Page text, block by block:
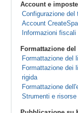
Account e imposte
Configurazione del
Account
Informazioni fiscali
Formattazione
Formattazione del
Formattazione dei
rigida
Formattazione
Strumenti e risorse